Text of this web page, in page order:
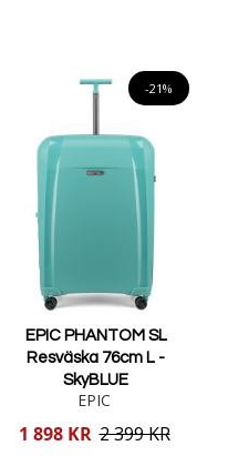
-21%
EPIC PHANTOM SL
Resväska 76cm L -
SkyBLUE
EPIC
Reducerat
1 898 KR 2 399 KR